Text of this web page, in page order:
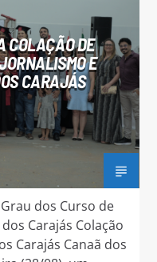
COLAÇÃO DE
E
CARAJÁS
dos Curso de
Carajás Colação
Carajás Canaã dos